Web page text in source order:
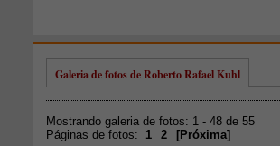
Galeria de fotos de Roberto Rafael Kuhl
Mostrando galeria de fotos: 1 - 48 de 55
Páginas de fotos:
1 2 [Próxima]